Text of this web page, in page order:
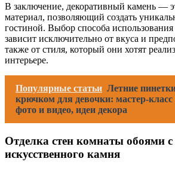
В заключение, декоративный камень —
материал, позволяющий создать
гостиной. Выбор способа
зависит исключительно от вкуса и
также от стиля, который они хотят
интерьере.
Популярные статьи Летние
крючком для девочки: мастер-класс
фото и видео, идеи декора
Отделка стен комнаты обоями
искусственного камня